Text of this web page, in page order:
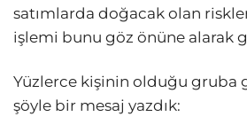
satımlarda doğacak olan
işlemi bunu göz önüne alarak
Yüzlerce kişinin olduğu gruba
şöyle bir mesaj yazdık: